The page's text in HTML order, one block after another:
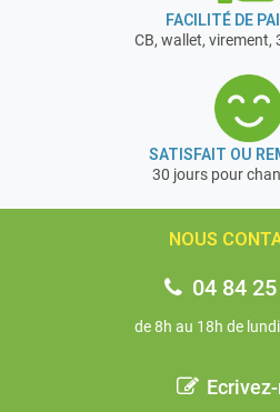
FACILITÉ DE
CB, wallet, virement,
SATISFAIT OU
30 jours pour
NOUS
04 84
de 8h au 18h de